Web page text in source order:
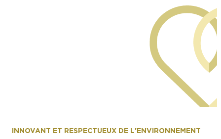
INNOVANT ET RESPECTUEUX DE L'ENVIRONNEMENT